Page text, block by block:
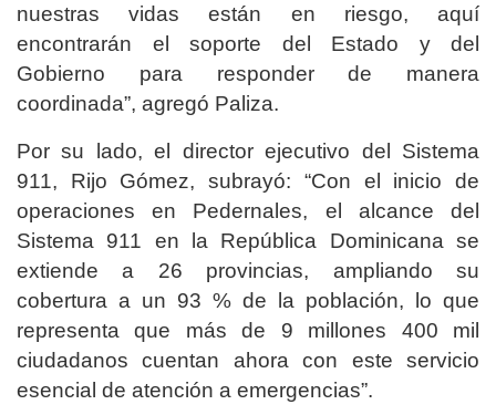
nuestras vidas están en riesgo, aquí
encontrarán el soporte del Estado y del
Gobierno para responder de manera
coordinada”, agregó Paliza.
Por su lado, el director ejecutivo del Sistema
911, Rijo Gómez, subrayó: “Con el inicio de
operaciones en Pedernales, el alcance del
Sistema 911 en la República Dominicana se
extiende a 26 provincias, ampliando su
cobertura a un 93 % de la población, lo que
representa que más de 9 millones 400 mil
ciudadanos cuentan ahora con este servicio
esencial de atención a emergencias”.